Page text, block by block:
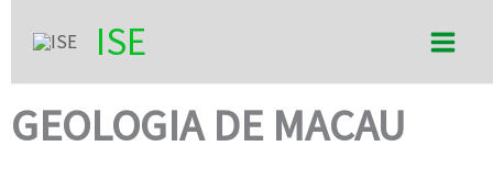
ISE
Main
Menu
GEOLOGIA DE MACAU